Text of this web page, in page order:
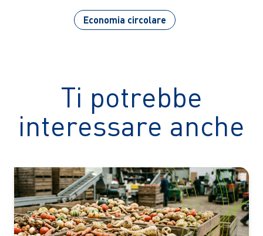
Economia circolare
Ti potrebbe
interessare anche